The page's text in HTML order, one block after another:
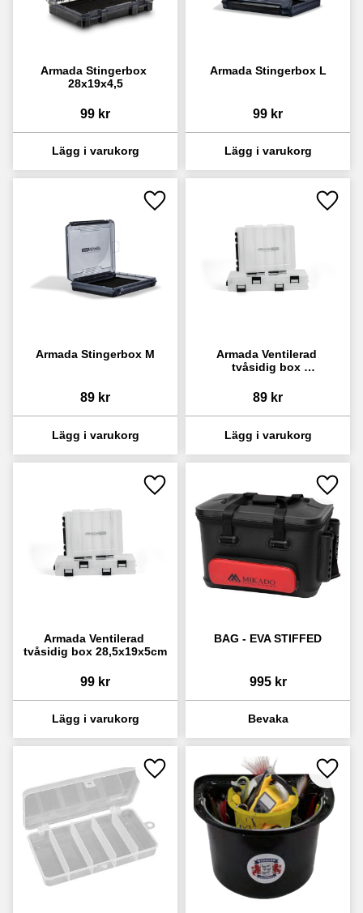
Armada Stingerbox
28x19x4,5
99 kr
Armada Stingerbox L
99 kr
Armada Stingerbox M
89 kr
Lägg till i favoriter
Armada Ventilerad
tvåsidig box
89 kr
Lägg
Armada Ventilerad
tvåsidig box 28,5x19x5cm
99 kr
Lägg till i favoriter
BAG - EVA STIFFED
995kr
Lägg
Lägg till i favoriter Lägg